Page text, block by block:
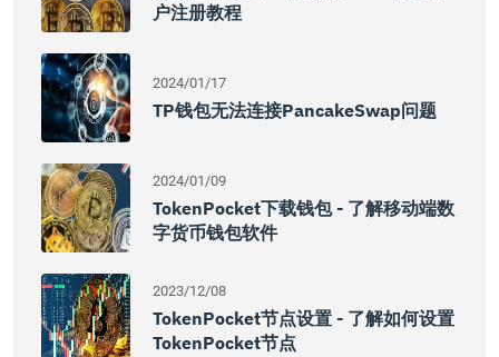
户注册教程
2024/01/17
TP钱包无法连接PancakeSwap问题
2024/01/09
TokenPocket下载钱包 - 了解移动端数
字货币钱包软件
2023/12/08
TokenPocket节点设置 - 了解如何设置
TokenPocket节点